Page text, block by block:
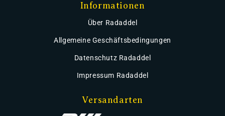
Informationen
Über Radaddel
Allgemeine Geschäftsbedingungen
Datenschutz Radaddel
Impressum Radaddel
Versandarten